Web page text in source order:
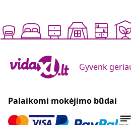
Gyvenk
Palaikomi mokėjimo būdai